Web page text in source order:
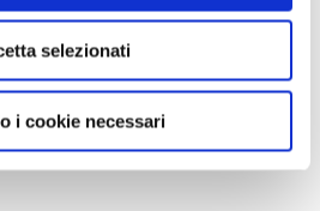
selezionati
i cookie necessari